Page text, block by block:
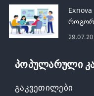
როგორ
ᲞᲝᲞᲣᲚᲐᲠᲣᲚᲘ
Გაკვეთილები